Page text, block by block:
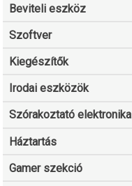
Beviteli eszköz
Szoftver
Kiegészítők
Irodai eszközök
Szórakoztató elektronika
Háztartás
Gamer szekció